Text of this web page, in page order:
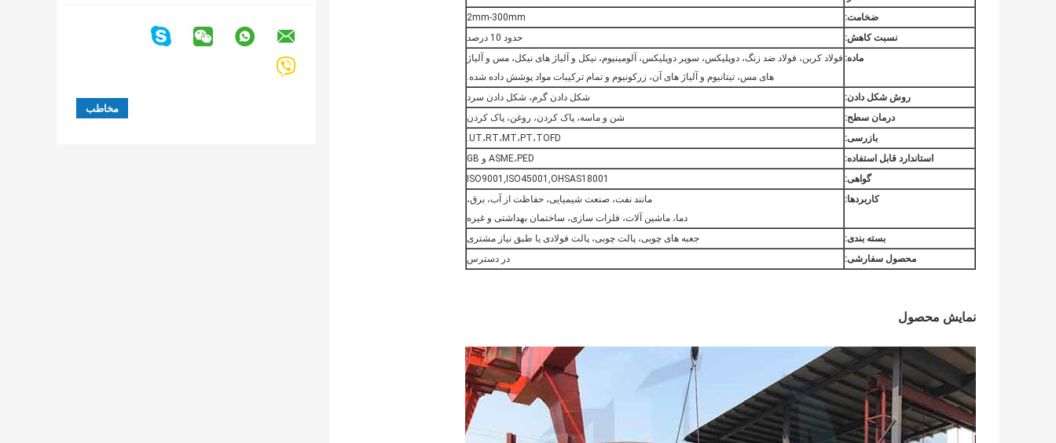
ضخامت:
2mm-300mm
نسبت کاهش:
حدود 10 درصد
ماده: فولاد کربن، فولاد ضد زنگ، دوپلیکس، سوپر دوپلیکس، آلومینیوم، نیکل و آلیاژ های نیکل، مس و آلیاژ
های مس، تیتانیوم و آلیاژ های آن، زرکونیوم و تمام ترکیبات مواد پوشش داده شده.
روش شکل دادن:
شکل دادن گرم، شکل دادن سرد
درمان سطح:
شن و ماسه، پاک کردن، روغن، پاک کردن
بازرسی:
UT،RT،MT،PT،TOFD.
استاندارد قابل استفاده:
ASME،PED و GB
گواهی:
ISO9001,ISO45001,OHSAS18001
کاربردها:
مانند نفت، صنعت شیمیایی، حفاظت از آب، برق،
دما، ماشین آلات، فلزات سازی، ساختمان بهداشتی و غیره
بسته بندی:
جعبه های چوبی، پالت چوبی، پالت فولادی یا طبق نیاز مشتری
محصول سفارشی:
در دسترس
نمایش محصول